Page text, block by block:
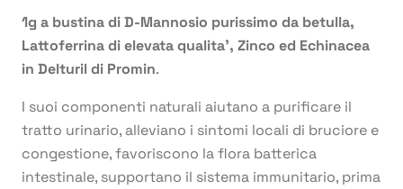
1g a bustina di D-Mannosio purissimo da betulla,
Lattoferrina di elevata qualita’, Zinco ed Echinacea
in Delturil di Promin.
I suoi componenti naturali aiutano a purificare il
tratto urinario, alleviano i sintomi locali di bruciore e
congestione, favoriscono la flora batterica
intestinale, supportano il sistema immunitario, prima